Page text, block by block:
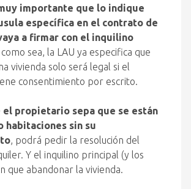
importante que lo indique
específica en el contrato de
a firmar con el inquilino
como sea, la LAU ya especifica que
vivienda solo será legal si el
consentimiento por escrito.
el propietario sepa que se están
habitaciones sin su
, podrá pedir la resolución del
Y el inquilino principal (y los
que abandonar la vivienda.